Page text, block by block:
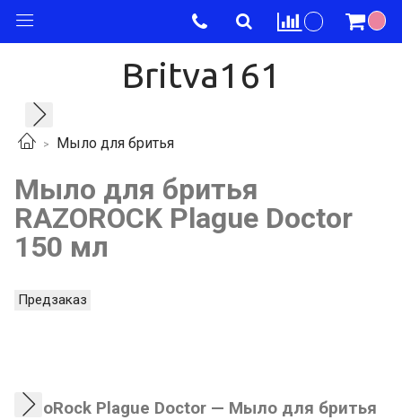
Britva161
Мыло для бритья
Мыло для бритья
RAZOROCK Plague Doctor
150 мл
Предзаказ
RazoRock Plague Doctor — Мыло для бритья